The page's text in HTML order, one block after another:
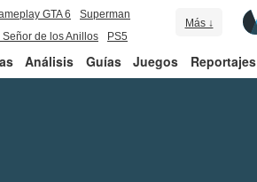
GTA 6
Superman
Señor de los Anillos
PS5
Más ↓
Análisis Guías Juegos Reportajes